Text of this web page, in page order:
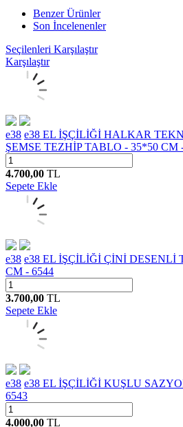
Benzer Ürünler
Son İncelenenler
Seçilenleri Karşılaştır
Karşılaştır
e38 e38 EL İŞÇİLİĞİ HALKAR
ŞEMSE TEZHİP TABLO - 35*50 CM
4.700,00 TL
Sepete Ekle
e38 e38 EL İŞÇİLİĞİ ÇİNİ DESENLİ
CM - 6544
3.700,00 TL
Sepete Ekle
e38 e38 EL İŞÇİLİĞİ KUŞLU
6543
4.000,00 TL